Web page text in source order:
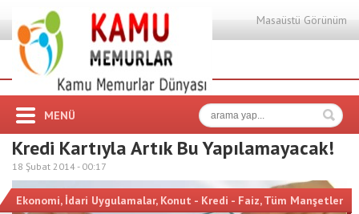
Masaüstü Görünüm
MENÜ
Kredi Kartıyla Artık Bu Yapılamayacak!
18 Şubat 2014 - 00:17
Ekonomi, İdari Uygulamalar, Konut - Kredi - Faiz,Tüm Manşetler